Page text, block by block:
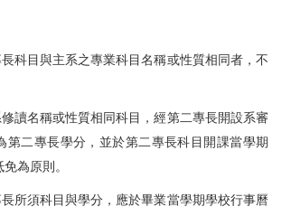
科目與主系之專業科目名稱或性質相同者，不
讀名稱或性質相同科目，經第二專長開設系審
第二專長學分，並於第二專長科目開課當學期
為原則。
所須科目與學分，應於畢業當學期學校行事曆